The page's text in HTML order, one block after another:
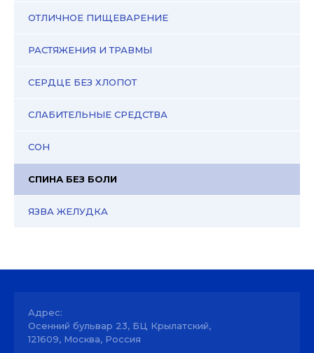
ОТЛИЧНОЕ ПИЩЕВАРЕНИЕ
РАСТЯЖЕНИЯ И ТРАВМЫ
СЕРДЦЕ БЕЗ ХЛОПОТ
СЛАБИТЕЛЬНЫЕ СРЕДСТВА
СОН
СПИНА БЕЗ БОЛИ
ЯЗВА ЖЕЛУДКА
Адрес:
Осенний бульвар 23, БЦ Крылатский,
121609, Москва, Россия